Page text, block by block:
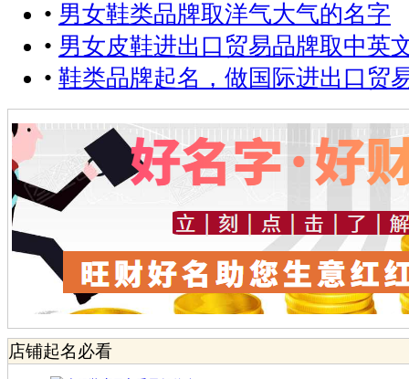
• 男女鞋类品牌取洋气大气的名字
• 男女皮鞋进出口贸易品牌取中英
• 鞋类品牌起名，做国际进出口贸
店铺起名必看